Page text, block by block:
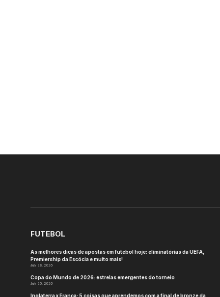
FUTEBOL
As melhores dicas de apostas em futebol hoje: eliminatórias da UEFA,
Premiership da Escócia e muito mais!
July 28, 2026
Copa do Mundo de 2026: estrelas emergentes do torneio
July 25, 2026
Inglaterra x França: 5 coisas que aprendemos com a final de bronze da